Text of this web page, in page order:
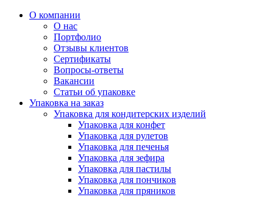
О компании
О нас
Портфолио
Отзывы клиентов
Сертификаты
Вопросы-ответы
Вакансии
Статьи об упаковке
Упаковка на заказ
Упаковка для кондитерских изделий
Упаковка для конфет
Упаковка для рулетов
Упаковка для печенья
Упаковка для зефира
Упаковка для пастилы
Упаковка для пончиков
Упаковка для пряников